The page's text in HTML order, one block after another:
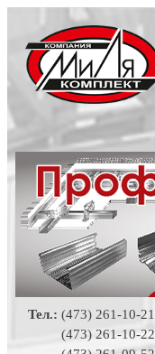
Тел.: (473) 261-10-21
(473) 261-10-22